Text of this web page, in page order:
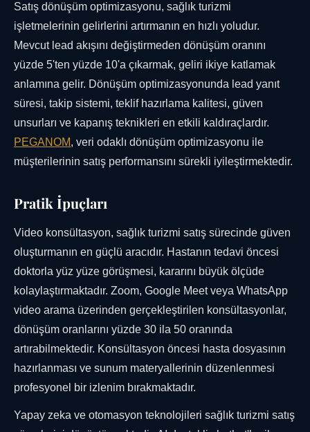
Satış dönüşüm optimizasyonu, sağlık turizmi
işletmelerinin gelirlerini artırmanın en hızlı yoludur.
Mevcut lead akışını değiştirmeden dönüşüm oranını
yüzde 5'ten yüzde 10'a çıkarmak, geliri ikiye katlamak
anlamına gelir. Dönüşüm optimizasyonunda lead yanıt
süresi, takip sistemi, teklif hazırlama kalitesi, güven
unsurları ve kapanış teknikleri en etkili kaldıraçlardır.
PEGANOM, veri odaklı dönüşüm optimizasyonu ile
müşterilerinin satış performansını sürekli iyileştirmektedir.
Pratik İpuçları
Video konsültasyon, sağlık turizmi satış sürecinde güven
oluşturmanın en güçlü aracıdır. Hastanın tedavi öncesi
doktorla yüz yüze görüşmesi, kararını büyük ölçüde
kolaylaştırmaktadır. Zoom, Google Meet veya WhatsApp
video arama üzerinden gerçekleştirilen konsültasyonlar,
dönüşüm oranlarını yüzde 30 ila 50 oranında
artırabilmektedir. Konsültasyon öncesi hasta dosyasının
hazırlanması ve sunum materyallerinin düzenlenmesi
profesyonel bir izlenim bırakmaktadır.
Yapay zeka ve otomasyon teknolojileri sağlık turizmi satış